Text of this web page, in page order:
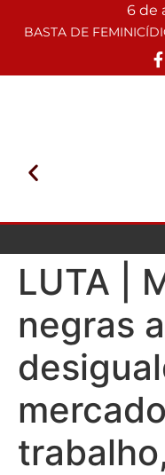
6 de
LUTA |
negras